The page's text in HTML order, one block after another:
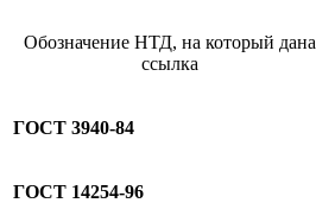
Обозначение НТД, на который дана
ссылка
ГОСТ 3940-84
ГОСТ 14254-96